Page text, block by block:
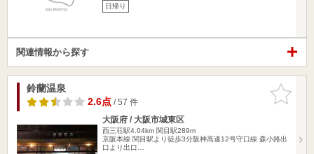
日帰り
関連情報から探す
お気に入
りに追加
鈴蘭温泉
2.6点/ 57 件
大阪府 / 大阪市城東区
西三荘駅4.04km 関目駅289m
京阪本線 関目駅より徒歩3分阪神高速12号守口線 森小路出
口より出口…